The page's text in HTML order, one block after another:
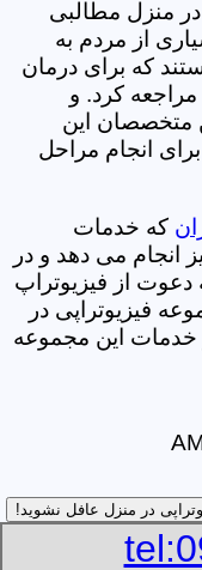
در منزل مطالبی
از مردم به
که برای درمان
مراجعه کرد. و
متخصصان این
انجام مراحل
که خدمات
انجام می دهد و در
از فیزیوتراپ
فیزیوتراپی در
خدمات این مجموعه
در منزل عافل نشوید!